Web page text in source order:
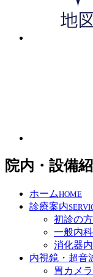
院内・設備
ホームHOME
診療案内
初診の
一般内科
消化器
内視鏡・超音
胃カメ